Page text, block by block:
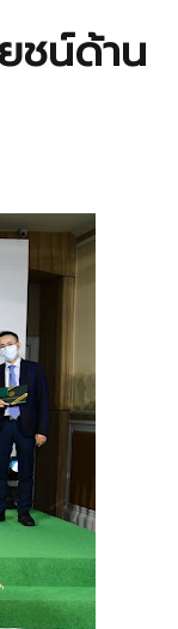
ชน์ด้าน